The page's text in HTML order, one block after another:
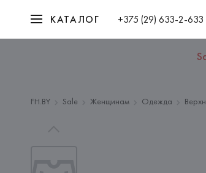
КАТАЛОГ +375 (29) 633-2-633
FH.BY Sale Женщинам Одежда